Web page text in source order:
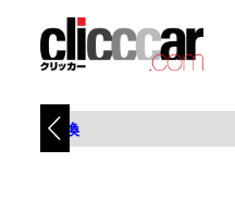
タイヤ交換